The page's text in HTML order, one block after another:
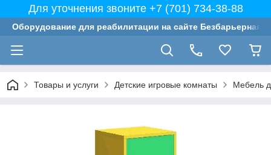
Для уточнения звоните +7 (701) 734-38-88
Оборудование для реабилитации на сайте Безбарьерная
Товары и услуги Детские игровые комнаты Мебель